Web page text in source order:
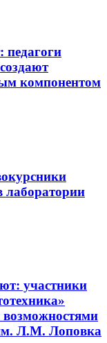
компонентом
участники
возможностями
Л.М. Лоповка